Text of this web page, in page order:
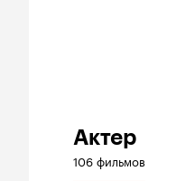
Актер
106 фильмов